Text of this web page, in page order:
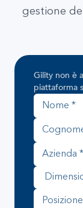
gestione
Gility non è
piattaforma
Nome
Cognome
Azienda
Posizione
Esigenze
Email
Telefono
Come hai